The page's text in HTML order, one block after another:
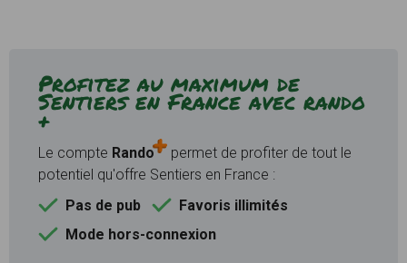
Profitez au maximum de
Sentiers en France avec rando
+
Le compte Rando
permet de profiter de tout le
potentiel qu'offre Sentiers en France :
Pas de pub
Favoris illimités
Mode hors-connexion